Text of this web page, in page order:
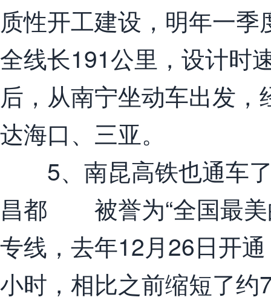
质性开工建设，明年一
全线长191公里，设计时
后，从南宁坐动车出发
达海口、三亚。
5、南昆高铁也通车
昌都 被誉为“全国最美
专线，去年12月26日开
小时，相比之前缩短了